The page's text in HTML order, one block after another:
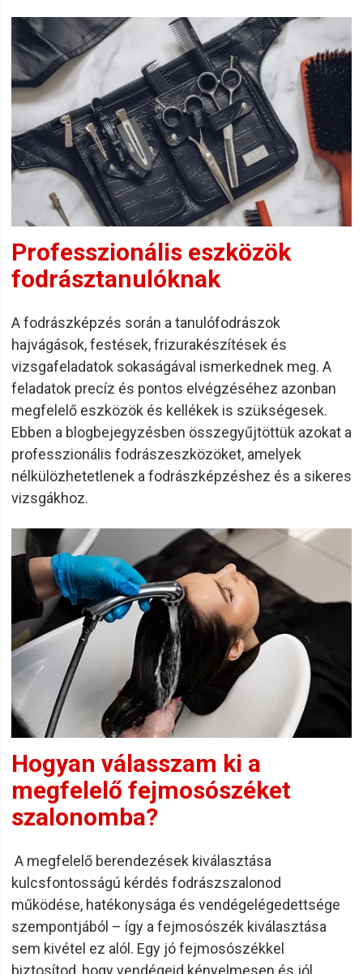
Professzionális eszközök
fodrásztanulóknak
A fodrászképzés során a tanulófodrászok
hajvágások, festések, frizurakészítések és
vizsgafeladatok sokaságával ismerkednek meg. A
feladatok precíz és pontos elvégzéséhez azonban
megfelelő eszközök és kellékek is szükségesek.
Ebben a blogbejegyzésben összegyűjtöttük azokat a
professzionális fodrászeszközöket, amelyek
nélkülözhetetlenek a fodrászképzéshez és a sikeres
vizsgákhoz.
Hogyan válasszam ki a
megfelelő fejmosószéket
szalonomba?
A megfelelő berendezések kiválasztása
kulcsfontosságú kérdés fodrászszalonod
működése, hatékonysága és vendégelégedettsége
szempontjából – így a fejmosószék kiválasztása
sem kivétel ez alól. Egy jó fejmosószékkel
biztosítod, hogy vendégeid kényelmesen és jól